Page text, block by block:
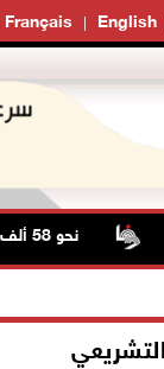
Français English
نحو 58 ألف إصابة بجدري الماء في قطاع غزة منذ بداية العام
التشريعي